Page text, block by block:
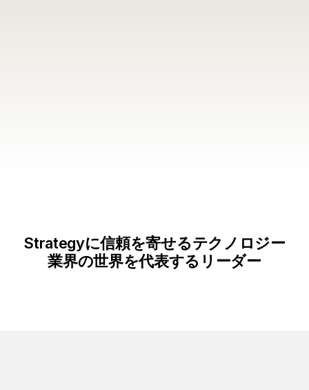
Strategyに信頼を寄せるテクノロジー
業界の世界を代表するリーダー